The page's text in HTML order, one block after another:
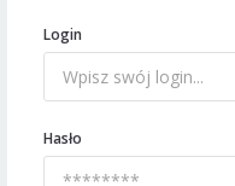
Login
Hasło